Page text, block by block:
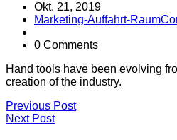
Okt. 21, 2019
Marketing-Auffahrt-
0 Comments
Hand tools have been evolving
creation of the industry.
Beitragsnavigation
Previous
Post
Previous Post
Next
Next Post